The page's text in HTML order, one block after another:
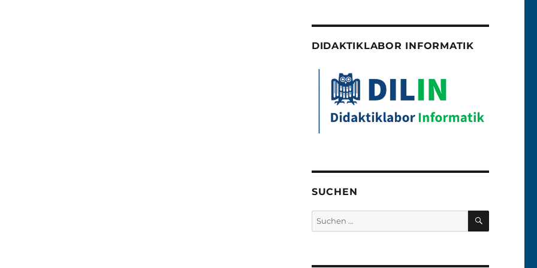
DIDAKTIKLABOR INFORMATIK
SUCHEN
Suchen
nach:
SUCHEN